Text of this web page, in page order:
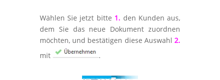
Wählen Sie jetzt bitte 1. den Kunden aus,
dem Sie das neue Dokument zuordnen
möchten, und bestätigen diese Auswahl2.
mit
.